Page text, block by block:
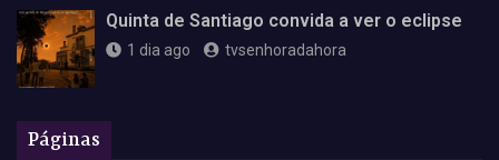
Quinta de Santiago convida a ver o eclipse
1 dia ago tvsenhoradahora
Páginas